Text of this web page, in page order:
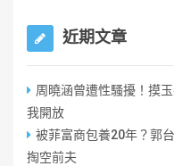
近期文章
周曉涵曾遭性騷擾！摸
我開放
被菲富商包養20年？郭
掏空前夫